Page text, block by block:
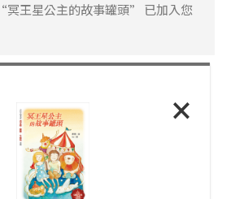
“冥王星公主的故事罐頭” 已加入您
×